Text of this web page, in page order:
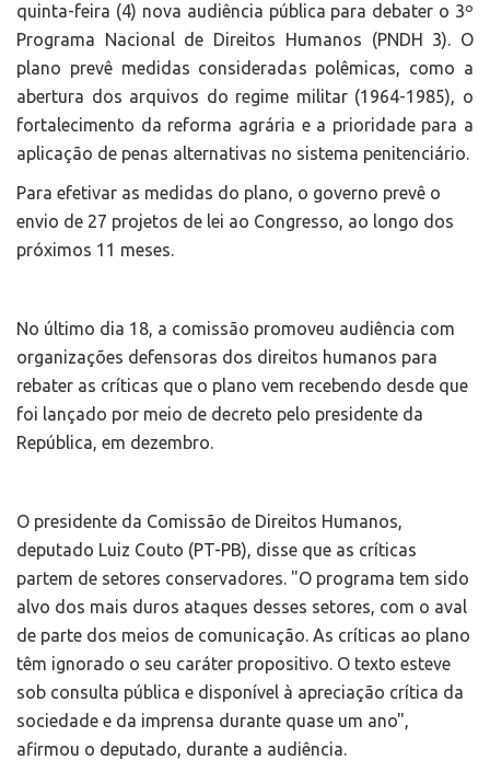
quinta-feira (4) nova audiência pública para debater o 3º
Programa Nacional de Direitos Humanos (PNDH 3). O
plano prevê medidas consideradas polêmicas, como a
abertura dos arquivos do regime militar (1964-1985), o
fortalecimento da reforma agrária e a prioridade para a
aplicação de penas alternativas no sistema penitenciário.
Para efetivar as medidas do plano, o governo prevê o
envio de 27 projetos de lei ao Congresso, ao longo dos
próximos 11 meses.
No último dia 18, a comissão promoveu audiência com
organizações defensoras dos direitos humanos para
rebater as críticas que o plano vem recebendo desde que
foi lançado por meio de decreto pelo presidente da
República, em dezembro.
O presidente da Comissão de Direitos Humanos,
deputado Luiz Couto (PT-PB), disse que as críticas
partem de setores conservadores. "O programa tem sido
alvo dos mais duros ataques desses setores, com o aval
de parte dos meios de comunicação. As críticas ao plano
têm ignorado o seu caráter propositivo. O texto esteve
sob consulta pública e disponível à apreciação crítica da
sociedade e da imprensa durante quase um ano",
afirmou o deputado, durante a audiência.